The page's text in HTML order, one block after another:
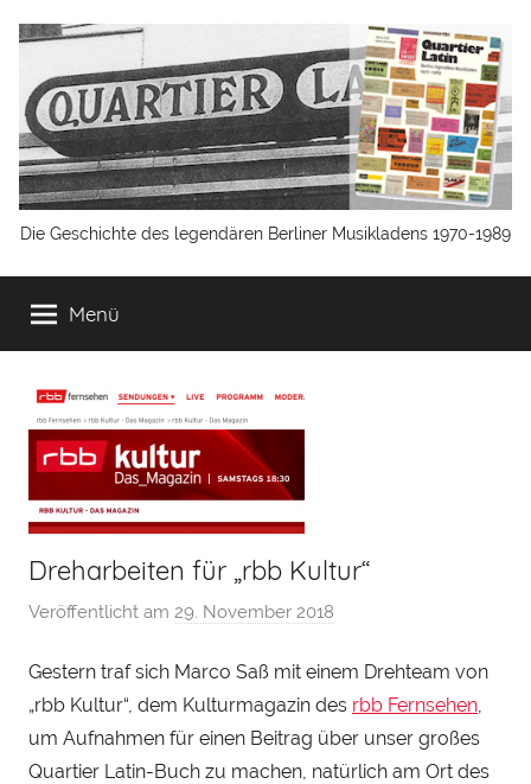
Inhalt
springen
Quartier
Latin
Berlin
Die Geschichte des legendären Berliner Musikladens 1970-1989
Menü
Dreharbeiten für „rbb Kultur“
Veröffentlicht am 29. November 2018
n
H
e
n
Gestern traf sich Marco Saß mit einem Drehteam von
„rbb Kultur“, dem Kulturmagazin des rbb Fernsehen
um Aufnahmen für einen Beitrag über unser großes
Quartier Latin-Buch zu machen, natürlich am Ort des